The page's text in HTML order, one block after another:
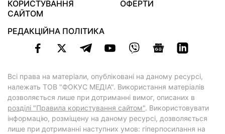
КОРИСТУВАННЯ
САЙТОМ
ОФЕРТИ
РЕДАКЦІЙНА ПОЛІТИКА
Всі права на матеріали, опубліковані на даному ресурсі,
належать ТОВ "ФОКУС МЕДІА". Використання матеріалів
дозволяється лише при дотриманні вимог, описаних в
розділі "Правила користування сайтом". Використовувати
інформацію, розміщену на даному ресурсі, дозволяється
лише при дотриманні наступних умов: гіперпосилання на